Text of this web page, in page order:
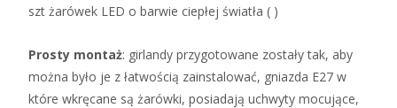
szt żarówek LED o barwie ciepłej światła ( )
Prosty montaż: girlandy przygotowane zostały tak, aby
można było je z łatwością zainstalować, gniazda E27 w
które wkręcane są żarówki, posiadają uchwyty mocujące,